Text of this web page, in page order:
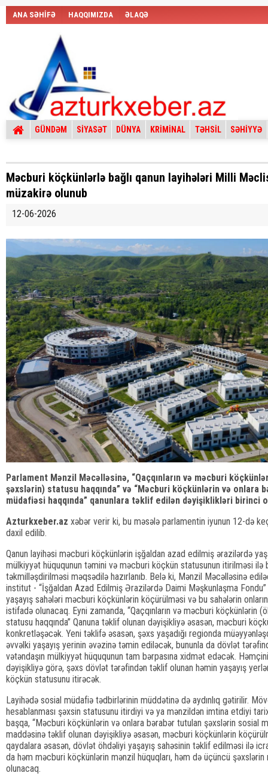
ANA SƏHİFƏ HAQQIMIZDA ƏLAQƏ
GÜNDƏM SİYASƏT DÜNYA KRİMİNAL TƏHSİL SƏHİYYƏ
Məcburi köçkünlərlə bağlı qanun layihələri Milli
müzakirə olunub
12-06-2026
Parlament Mənzil Məcəlləsinə, “Qaçqınların və məcburi
şəxslərin) statusu haqqında” və “Məcburi köçkünlərin və onlara
müdafiəsi haqqında” qanunlara təklif edilən dəyişiklikləri birinci
Azturkxeber.az xəbər verir ki, bu məsələ parlamentin iyunun 12-də
daxil edilib.
Qanun layihəsi məcburi köçkünlərin işğaldan azad edilmiş ərazilərdə
mülkiyyət hüququnun təmini və məcburi köçkün statusunun itirilməsi ilə
təkmilləşdirilməsi məqsədilə hazırlanıb. Belə ki, Mənzil Məcəlləsinə
institut - “İşğaldan Azad Edilmiş Ərazilərdə Daimi Məşkunlaşma
yaşayış sahələri məcburi köçkünlərin köçürülməsi və bu sahələrin
istifadə olunacaq. Eyni zamanda, “Qaçqınların və məcburi köçkünlərin
statusu haqqında” Qanuna təklif olunan dəyişikliyə əsasən, məcburi
konkretləşəcək. Yeni təklifə əsasən, şəxs yaşadığı regionda
əvvəlki yaşayış yerinin əvəzinə təmin ediləcək, bununla da dövlət
vətəndaşın mülkiyyət hüququnun tam bərpasına xidmət edəcək.
dəyişikliyə görə, şəxs dövlət tərəfindən təklif olunan həmin yaşayış
köçkün statusunu itirəcək.
Layihədə sosial müdafiə tədbirlərinin müddətinə də aydınlıq gətirilir.
hesablanması şəxsin statusunu itirdiyi və ya mənzildən imtina etdiyi
başqa, “Məcburi köçkünlərin və onlara bərabər tutulan şəxslərin sosial
maddəsinə təklif olunan dəyişikliyə əsasən, məcburi köçkünlərin
qaydalara əsasən, dövlət öhdəliyi yaşayış sahəsinin təklif edilməsi ilə
da həm məcburi köçkünlərin mənzil hüquqları, həm də üçüncü şəxslərin
olunacaq.